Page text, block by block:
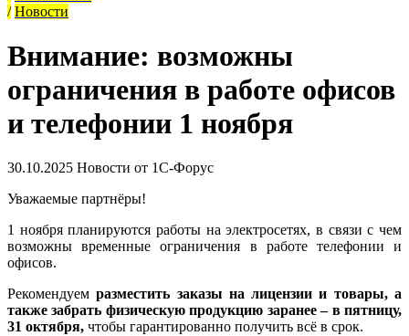
/ Новости
Внимание: возможны
ограничения в работе офисов
и телефонии 1 ноября
30.10.2025 Новости от 1С-Форус
Уважаемые партнёры!
1 ноября планируются работы на электросетях, в связи с чем
возможны временные ограничения в работе телефонии и
офисов.
Рекомендуемразместить заказы на лицензии и товары, а
также забрать физическую продукцию заранее – в пятницу,
31 октября, чтобы гарантированно получить всё в срок.